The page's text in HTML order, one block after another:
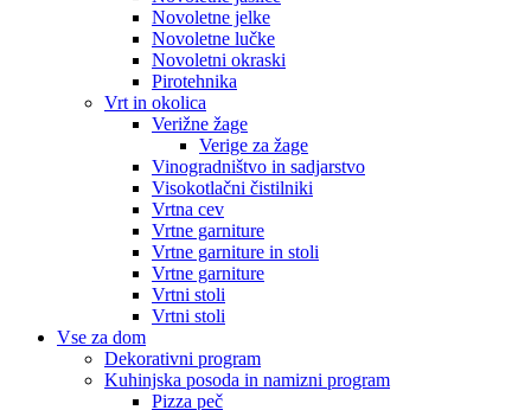
Novoletne jelke
Novoletne lučke
Novoletni okraski
Pirotehnika
Vrt in okolica
Verižne žage
Verige za žage
Vinogradništvo in sadjarstvo
Visokotlačni čistilniki
Vrtna cev
Vrtne garniture
Vrtne garniture in stoli
Vrtne garniture
Vrtni stoli
Vrtni stoli
Vse za dom
Dekorativni program
Kuhinjska posoda in namizni program
Pizza peč